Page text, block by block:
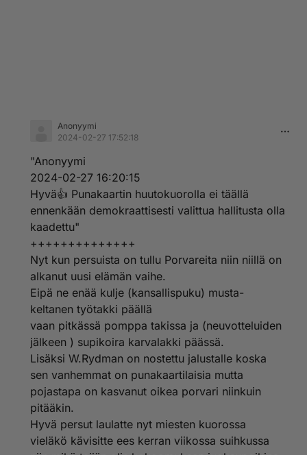
Anonyymi
2024-02-27 17:52:18
"Anonyymi
2024-02-27 16:20:15
Hyvä👍 Punakaartin huutokuorolla ei täällä
ennenkään demokraattisesti valittua hallitusta olla
kaadettu"
++++++++++++++
Nyt kun persuista on tullu Porvareita niin niillä on
alkanut uusi elämän vaihe.
Eipä ne enää kulje (kansallispuku) musta-
keltanen työtakki päällä
vaan pitkässä pomppa takissa ja (neuvotteluiden
jälkeen ) supikoira karvalakki päässä.
Lisäksi W.Rydman on nostettu jalustalle koska
sen vanhemmat on punakaartilaisia mutta
pojastapa on kasvanut oikea porvari niinkuin
pitääkin.
Hyvä persut laulatte nyt miesten kuorossa
vieläkö kävisitte ees kerran viikossa suihkussa